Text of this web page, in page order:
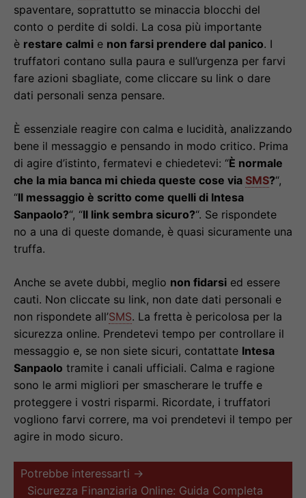
spaventare, soprattutto se minaccia blocchi del
conto o perdite di soldi. La cosa più importante
è restare calmi e non farsi prendere dal panico. I
truffatori contano sulla paura e sull’urgenza per farvi
fare azioni sbagliate, come cliccare su link o dare
dati personali senza pensare.
È essenziale reagire con calma e lucidità, analizzando
bene il messaggio e pensando in modo critico. Prima
di agire d’istinto, fermatevi e chiedetevi: “È normale
che la mia banca mi chieda queste cose via SMS?“,
“Il messaggio è scritto come quelli di Intesa
Sanpaolo?“, “Il link sembra sicuro?“. Se rispondete
no a una di queste domande, è quasi sicuramente una
truffa.
Anche se avete dubbi, meglio non fidarsi ed essere
cauti. Non cliccate su link, non date dati personali e
non rispondete all’SMS. La fretta è pericolosa per la
sicurezza online. Prendetevi tempo per controllare il
messaggio e, se non siete sicuri, contattate Intesa
Sanpaolo tramite i canali ufficiali. Calma e ragione
sono le armi migliori per smascherare le truffe e
proteggere i vostri risparmi. Ricordate, i truffatori
vogliono farvi correre, ma voi prendetevi il tempo per
agire in modo sicuro.
Potrebbe interessarti →
Sicurezza Finanziaria Online: Guida Completa